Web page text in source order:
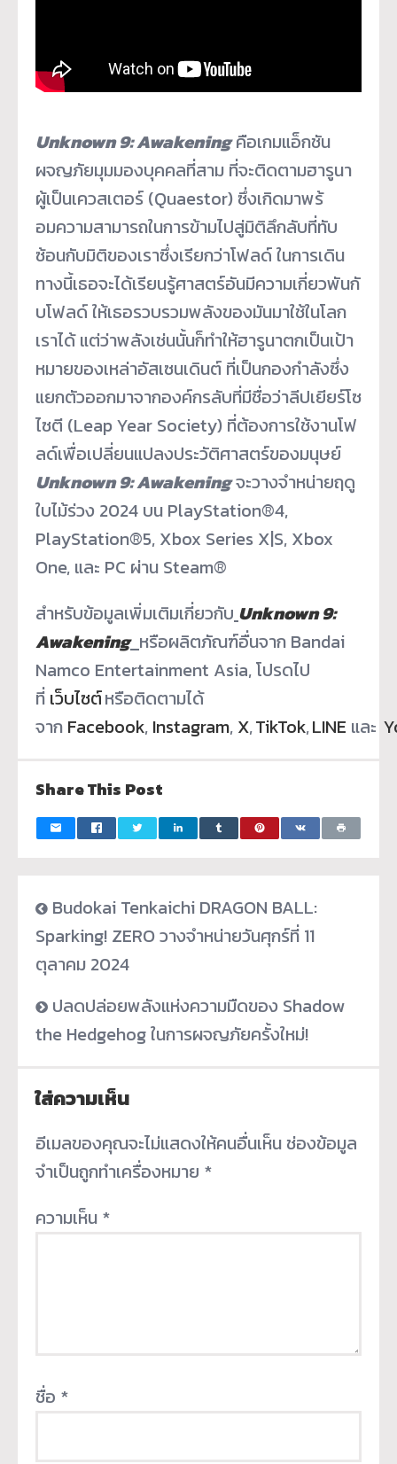
Unknown 9: Awakeningคือเกมแอ็กชัน
ผจญภัยมุมมองบุคคลที่สาม ที่จะติดตามฮารูนา
ผู้เป็นเควสเตอร์ (Quaestor) ซึ่งเกิดมาพร้
อมความสามารถในการข้ามไปสู่มิติลึกลับที่ทับ
ซ้อนกับมิติของเราซึ่งเรียกว่าโฟลด์ ในการเดิน
ทางนี้เธอจะได้เรียนรู้ศาสตร์อันมีความเกี่ยวพันกั
บโฟลด์ ให้เธอรวบรวมพลังของมันมาใช้ในโลก
เราได้ แต่ว่าพลังเช่นนั้นก็ทำให้ฮารูนาตกเป็นเป้า
หมายของเหล่าอัสเซนเดินต์ ที่เป็นกองกำลังซึ่ง
แยกตัวออกมาจากองค์กรลับที่มีชื่อว่าลีปเยียร์โซ
ไซตี (Leap Year Society) ที่ต้องการใช้งานโฟ
ลด์เพื่อเปลี่ยนแปลงประวัติศาสตร์ของมนุษย์
Unknown 9: Awakeningจะวางจำหน่ายฤดู
ใบไม้ร่วง 2024 บน PlayStation®4,
PlayStation®5, Xbox Series X|S, Xbox
One, และ PC ผ่าน Steam®
สำหรับข้อมูลเพิ่มเติมเกี่ยวกับ Unknown 9:
Awakening หรือผลิตภัณฑ์อื่นจาก Bandai
Namco Entertainment Asia, โปรดไป
ที่ เว็บไซต์หรือติดตามได้
จาก Facebook, Instagram, X,TikTok,LINE และ
Share This Post
Budokai Tenkaichi DRAGON BALL:
Sparking! ZERO วางจำหน่ายวันศุกร์ที่ 11
ตุลาคม 2024
ปลดปล่อยพลังแห่งความมืดของ Shadow
the Hedgehog ในการผจญภัยครั้งใหม่!
ใส่ความเห็น
อีเมลของคุณจะไม่แสดงให้คนอื่นเห็น ช่องข้อมูล
จำเป็นถูกทำเครื่องหมาย *
ความเห็น *
ชื่อ *